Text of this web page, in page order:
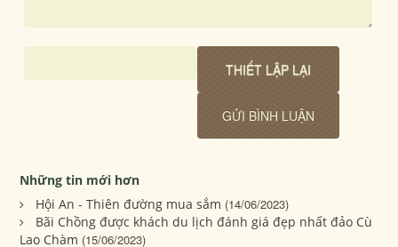
Những tin mới hơn
Hội An - Thiên đường mua sắm (14/06/2023)
Bãi Chồng được khách du lịch đánh giá đẹp nhất đảo Cù
Lao Chàm (15/06/2023)